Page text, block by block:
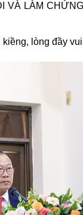
VÀ LÀM
lòng đầy